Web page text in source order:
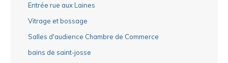
Entrée rue aux Laines
Vitrage et bossage
Salles d'audience Chambre de Commerce
bains de saint-josse